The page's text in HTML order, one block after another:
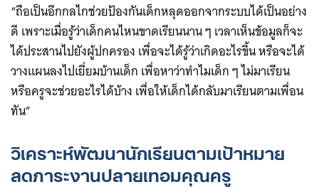
“ถือเป็นอีกกลไกช่วยป้องกันเด็กหลุดออกจากระบบได้เป็นอย่าง
ดี เพราะเมื่อรู้ว่าเด็กคนไหนขาดเรียนนาน ๆ เวลาเห็นข้อมูลก็จะ
ได้ประสานไปยังผู้ปกครอง เพื่อจะได้รู้ว่าเกิดอะไรขึ้น หรือจะได้
วางแผนลงไปเยี่ยมบ้านเด็ก เพื่อหาว่าทำไมเด็ก ๆ ไม่มาเรียน
หรือครูจะช่วยอะไรได้บ้าง เพื่อให้เด็กได้กลับมาเรียนตามเพื่อน
ทัน”
วิเคราะห์พัฒนานักเรียนตามเป้าหมาย
ลดภาระงานปลายเทอมคุณครู